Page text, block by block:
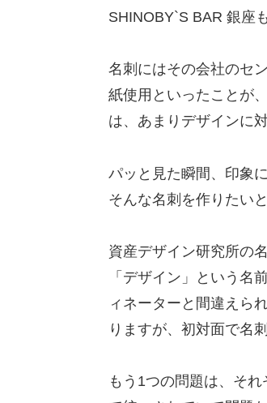
SHINOBY`S BAR 銀座
名刺にはその会社のセ
紙使用といったことが
は、あまりデザインに
パッと見た瞬間、印象
そんな名刺を作りたい
資産デザイン研究所の
「デザイン」という名
ィネーターと間違えら
りますが、初対面で名
もう1つの問題は、そ